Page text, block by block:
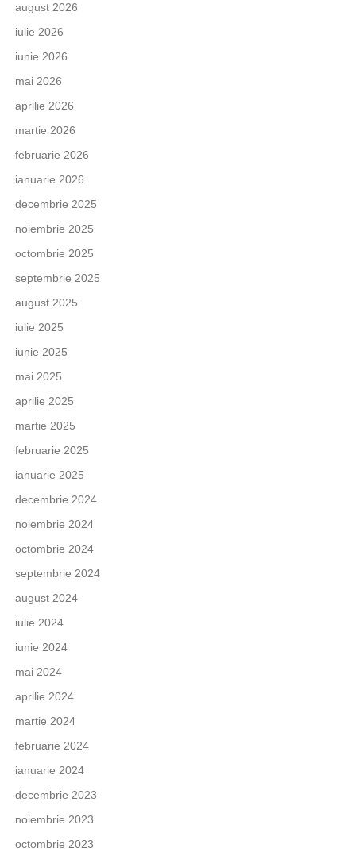
august 2026
iulie 2026
iunie 2026
mai 2026
aprilie 2026
martie 2026
februarie 2026
ianuarie 2026
decembrie 2025
noiembrie 2025
octombrie 2025
septembrie 2025
august 2025
iulie 2025
iunie 2025
mai 2025
aprilie 2025
martie 2025
februarie 2025
ianuarie 2025
decembrie 2024
noiembrie 2024
octombrie 2024
septembrie 2024
august 2024
iulie 2024
iunie 2024
mai 2024
aprilie 2024
martie 2024
februarie 2024
ianuarie 2024
decembrie 2023
noiembrie 2023
octombrie 2023